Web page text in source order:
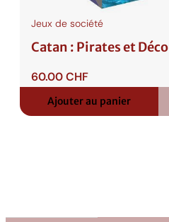
Jeux de société
Catan : Pirates et
60.00CHF
Ajouter au panier